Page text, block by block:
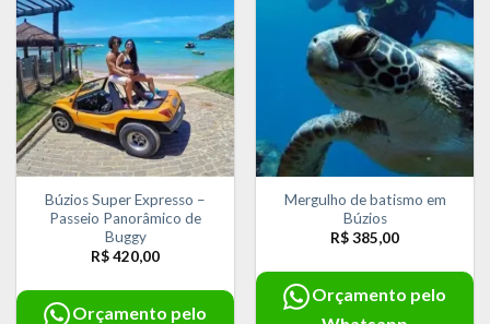
aos meus
desejos
Búzios Super Expresso –
Passeio Panorâmico de
Buggy
R$420,00
Orçamento pelo
Adicionar
aos meus
desejos
Mergulho de batismo em
Búzios
R$385,00
Orçamento pelo